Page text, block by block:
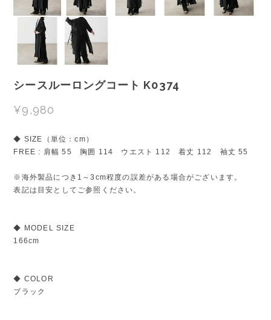
シースルーロングコート K0374
¥9,980
◆ SIZE（単位：cm）
FREE : 肩幅 55 胸囲 114 ウエスト 112 着丈 112 袖丈 55
※海外製品につき1～3cm程度の誤差がある場合がございます。
表記は目安としてご参照ください。
◆ MODEL SIZE
166cm
◆ COLOR
ブラック